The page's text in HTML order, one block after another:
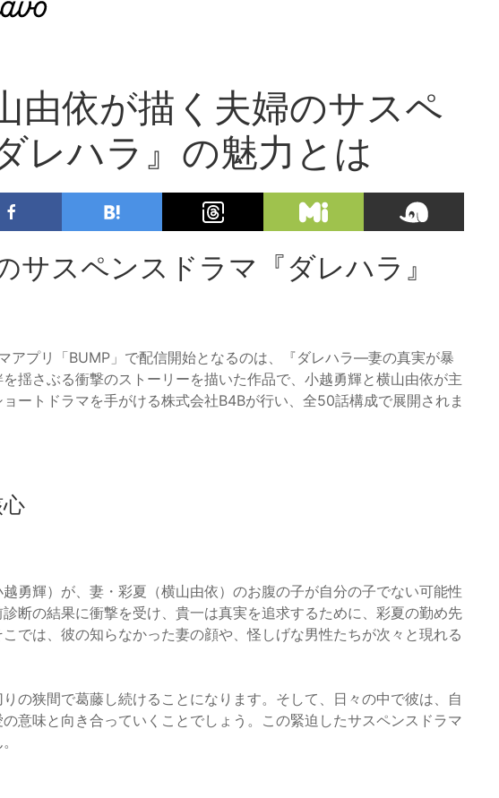
由依が描く夫婦のサスペ
レハラ』の魅力とは
サスペンスドラマ『ダレハラ』
アプリ「BUMP」で配信開始となるのは、『ダレハラ―妻の真実が暴
揺さぶる衝撃のストーリーを描いた作品で、小越勇輝と横山由依が主
ートドラマを手がける株式会社B4Bが行い、全50話構成で展開されま
勇輝）が、妻・彩夏（横山由依）のお腹の子が自分の子でない可能性
断の結果に衝撃を受け、貴一は真実を追求するために、彩夏の勤め先
では、彼の知らなかった妻の顔や、怪しげな男性たちが次々と現れる
の狭間で葛藤し続けることになります。そして、日々の中で彼は、自
意味と向き合っていくことでしょう。この緊迫したサスペンスドラマ